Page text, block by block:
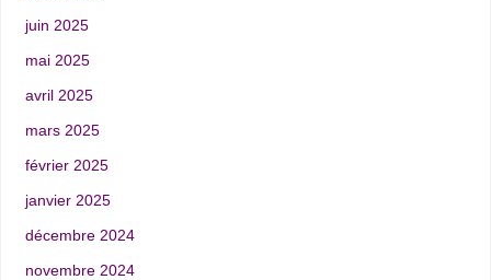
juin 2025
mai 2025
avril 2025
mars 2025
février 2025
janvier 2025
décembre 2024
novembre 2024